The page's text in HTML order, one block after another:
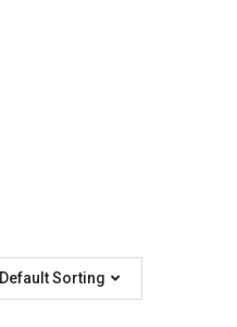
Default Sorting